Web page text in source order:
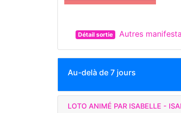
Détail sortie Autres
Au-delà de 7 jours
LOTO ANIMÉ PAR ISABELLE -